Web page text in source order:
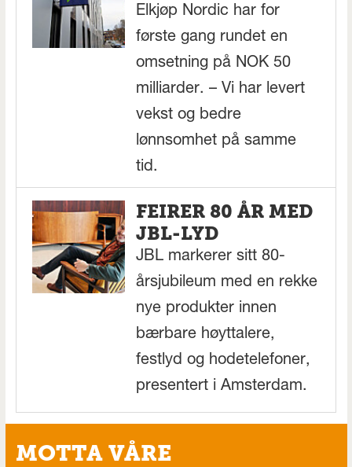
Elkjøp Nordic har for
første gang rundet en
omsetning på NOK 50
milliarder. – Vi har levert
vekst og bedre
lønnsomhet på samme
tid.
FEIRER 80 ÅR MED
JBL-LYD
JBL markerer sitt 80-
årsjubileum med en rekke
nye produkter innen
bærbare høyttalere,
festlyd og hodetelefoner,
presentert i Amsterdam.
MOTTA VÅRE